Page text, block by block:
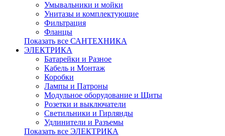
Умывальники и мойки
Унитазы и комплектующие
Фильтрация
Фланцы
Показать все САНТЕХНИКА
ЭЛЕКТРИКА
Батарейки и Разное
Кабель и Монтаж
Коробки
Лампы и Патроны
Модульное оборудование и Щиты
Розетки и выключатели
Светильники и Гирлянды
Удлинители и Разъемы
Показать все ЭЛЕКТРИКА